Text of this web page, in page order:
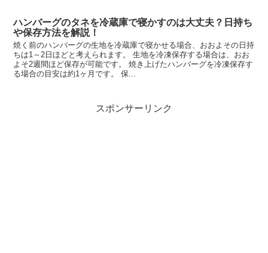
ハンバーグのタネを冷蔵庫で寝かすのは大丈夫？日持ち
や保存方法を解説！
焼く前のハンバーグの生地を冷蔵庫で寝かせる場合、おおよその日持
ちは1～2日ほどと考えられます。 生地を冷凍保存する場合は、おお
よそ2週間ほど保存が可能です。 焼き上げたハンバーグを冷凍保存す
る場合の目安は約1ヶ月です。 保...
スポンサーリンク